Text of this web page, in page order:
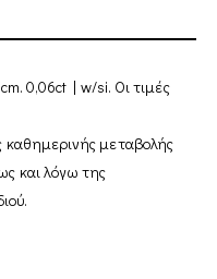
0,06ct | w/si. Οι τιµές
καθηµερινής µεταβολής
και λόγω της